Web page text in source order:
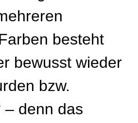
besteht
bewusst wieder
bzw.
– denn das